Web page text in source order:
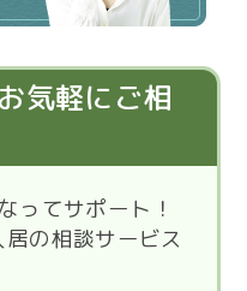
気軽にご相
ってサポート！
の相談サービス